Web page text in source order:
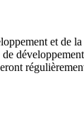
et de